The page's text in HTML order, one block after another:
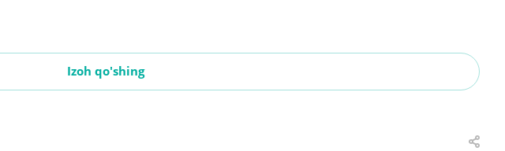
Izoh qo'shing